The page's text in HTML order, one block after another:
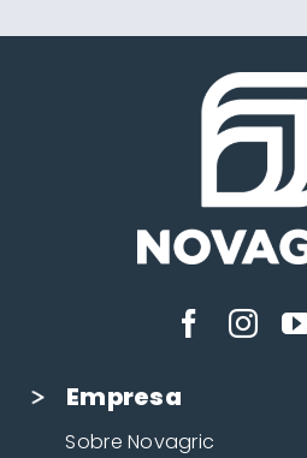
Empresa
Sobre Novagric